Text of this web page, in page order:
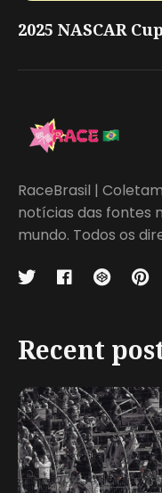
2025 NASCAR
RaceBrasil |
notícias das fontes
mundo. Todos os
Recent